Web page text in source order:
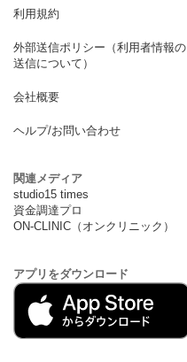
利用規約
外部送信ポリシー（利用者情報の
送信について）
会社概要
ヘルプ/お問い合わせ
関連メディア
studio15 times
資金調達プロ
ON-CLINIC（オンクリニック）
アプリをダウンロード